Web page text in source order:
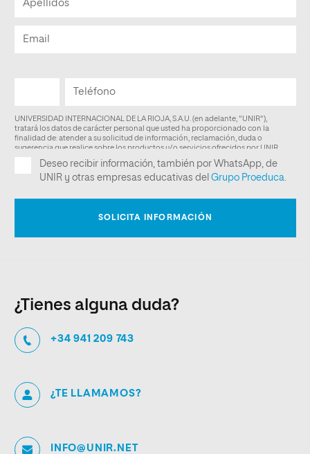
¿Tienes alguna duda?
+34 941 209 743
¿TE LLAMAMOS?
INFO@UNIR.NET